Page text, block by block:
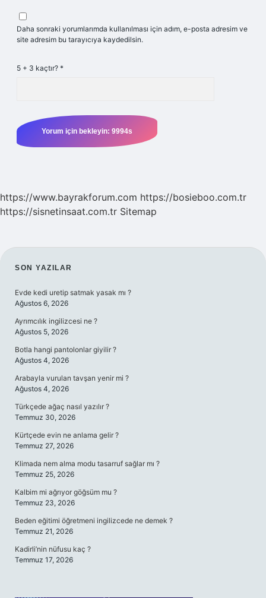
Daha sonraki yorumlarımda kullanılması için adım, e-posta adresim ve
site adresim bu tarayıcıya kaydedilsin.
5 + 3 kaçtır? *
https://www.bayrakforum.com https://bosieboo.com.tr
https://sisnetinsaat.com.tr Sitemap
SIDEBAR
SON YAZILAR
Evde kedi uretip satmak yasak mı ?
Ağustos 6, 2026
Ayrımcılık ingilizcesi ne ?
Ağustos 5, 2026
Botla hangi pantolonlar giyilir ?
Ağustos 4, 2026
Arabayla vurulan tavşan yenir mi ?
Ağustos 4, 2026
Türkçede ağaç nasıl yazılır ?
Temmuz 30, 2026
Kürtçede evin ne anlama gelir ?
Temmuz 27, 2026
Klimada nem alma modu tasarruf sağlar mı ?
Temmuz 25, 2026
Kalbim mi ağrıyor göğsüm mu ?
Temmuz 23, 2026
Beden eğitimi öğretmeni ingilizcede ne demek ?
Temmuz 21, 2026
Kadirli’nin nüfusu kaç ?
Temmuz 17, 2026